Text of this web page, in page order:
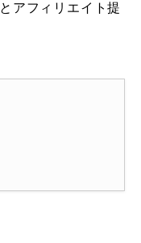
とアフィリエイト提